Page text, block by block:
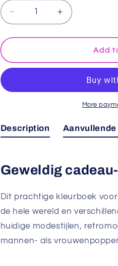
Decrease
quantity
for
kleurboek
Increase
quantity
for
kleurboek
Add
More
Description
Geweldig
Dit prachtige kleurboek
de hele wereld en
huidige modestijlen,
mannen- als